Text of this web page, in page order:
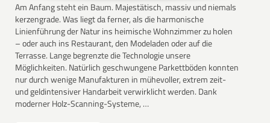
Am Anfang steht ein Baum. Majestätisch, massiv und niemals
kerzengrade. Was liegt da ferner, als die harmonische
Linienführung der Natur ins heimische Wohnzimmer zu holen
– oder auch ins Restaurant, den Modeladen oder auf die
Terrasse. Lange begrenzte die Technologie unsere
Möglichkeiten. Natürlich geschwungene Parkettböden konnten
nur durch wenige Manufakturen in mühevoller, extrem zeit-
und geldintensiver Handarbeit verwirklicht werden. Dank
moderner Holz-Scanning-Systeme, …